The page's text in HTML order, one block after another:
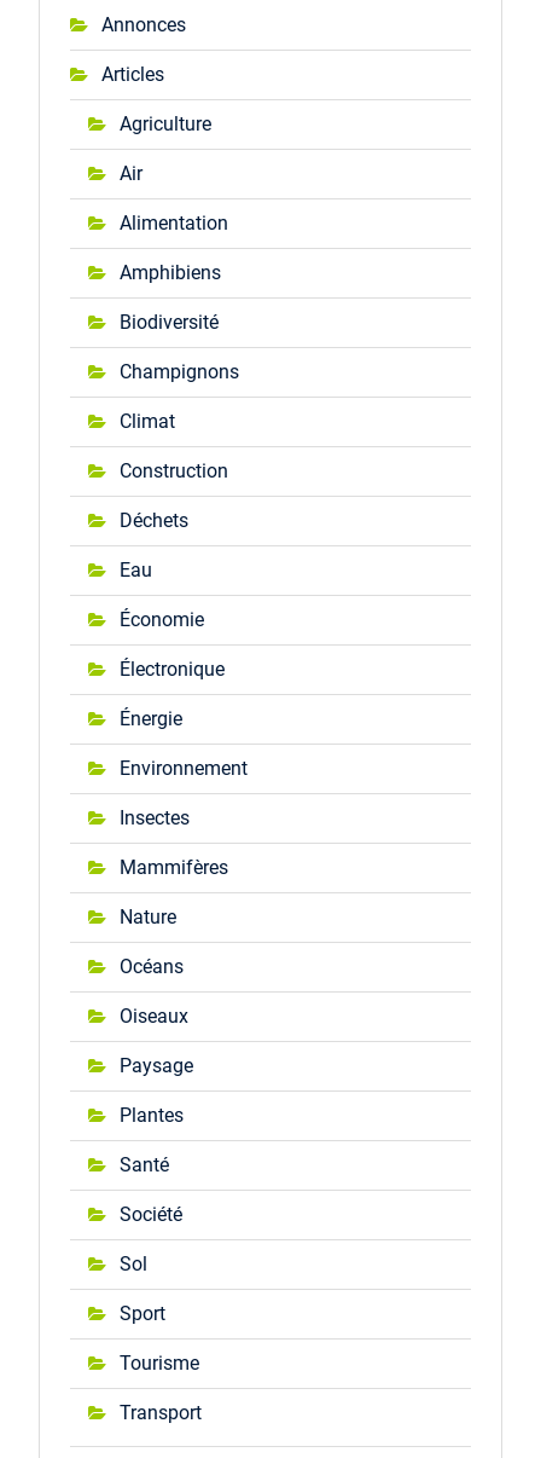
Annonces
Articles
Agriculture
Air
Alimentation
Amphibiens
Biodiversité
Champignons
Climat
Construction
Déchets
Eau
Économie
Électronique
Énergie
Environnement
Insectes
Mammifères
Nature
Océans
Oiseaux
Paysage
Plantes
Santé
Société
Sol
Sport
Tourisme
Transport